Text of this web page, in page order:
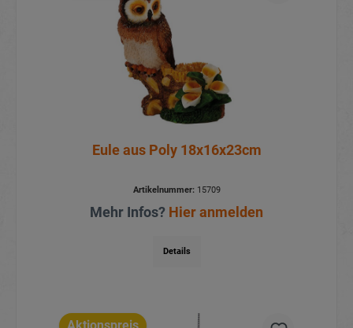
Eule aus Poly 18x16x23cm
Artikelnummer:15709
Mehr Infos? Hier anmelden
Details